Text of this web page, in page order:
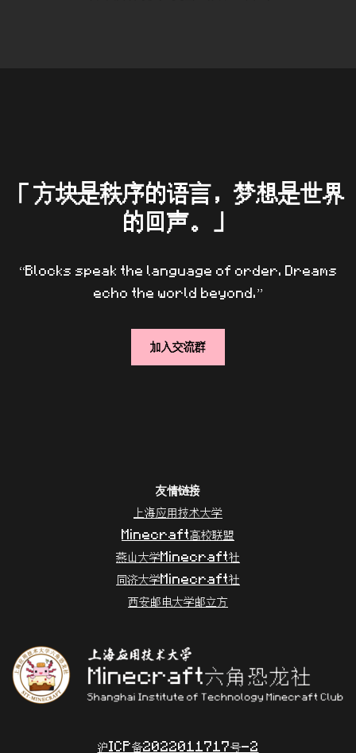
「方块是秩序的语言，梦想是世界
的回声。」
“Blocks speak the language of order. Dreams
echo the world beyond.”
加入交流群
友情链接
上海应用技术大学
Minecraft高校联盟
燕山大学Minecraft社
同济大学Minecraft社
西安邮电大学邮立方
沪ICP备2022011717号-2